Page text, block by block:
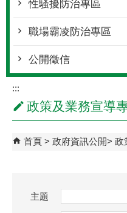
性騷擾防治專區
職場霸凌防治專區
公開徵信
:::
政策及業務宣導
首頁 政府資訊公開 政
主題